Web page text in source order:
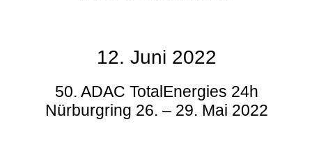
12. Juni 2022
50. ADAC TotalEnergies 24h
Nürburgring 26. – 29. Mai 2022